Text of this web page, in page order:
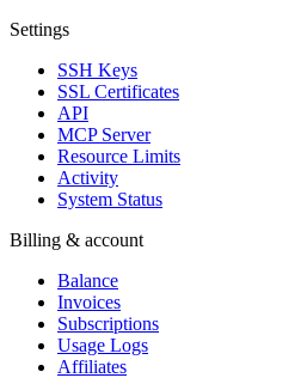
Settings
SSH Keys
SSL Certificates
API
MCP Server
Resource Limits
Activity
System Status
Billing & account
Balance
Invoices
Subscriptions
Usage Logs
Affiliates